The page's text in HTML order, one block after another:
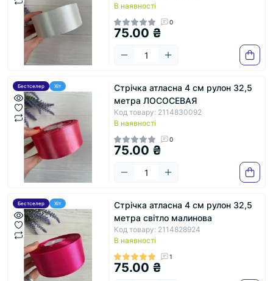
В наявності
0
75.00 ₴
Бестселер Хіт
Стрічка атласна 4 см рулон 32,5
метра ЛОСОСЕВАЯ
Код товару: 2114830092
В наявності
0
75.00 ₴
Бестселер Хіт
Стрічка атласна 4 см рулон 32,5
метра світло малинова
Код товару: 2114828924
В наявності
1
75.00 ₴